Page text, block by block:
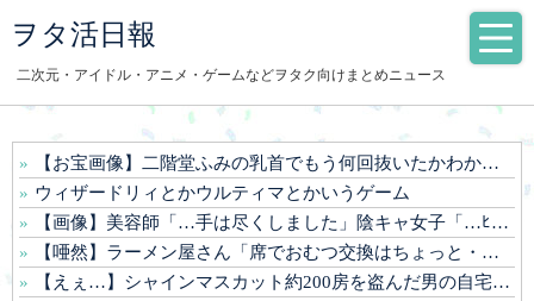
ヲタ活日報
二次元・アイドル・アニメ・ゲームなどヲタク向けまとめニュース
【お宝画像】二階堂ふみの乳首でもう何回抜いたかわかんねええええええ
ウィザードリィとかウルティマとかいうゲーム
【画像】美容師「…手は尽くしました」陰キャ女子「…ﾋｭｯ」→結果！
【唖然】ラーメン屋さん「席でおむつ交換はちょっと・・」 パパ「子どもとか育てたことないから分かんないんだろうねｗ」⇒！！！
【えぇ…】シャインマスカット約200房を盗んだ男の自宅を調べた結果www